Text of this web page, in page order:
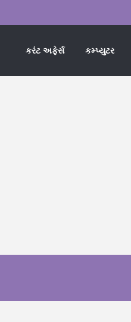
કરંટ અફેર્સ કમ્પ્યુટર